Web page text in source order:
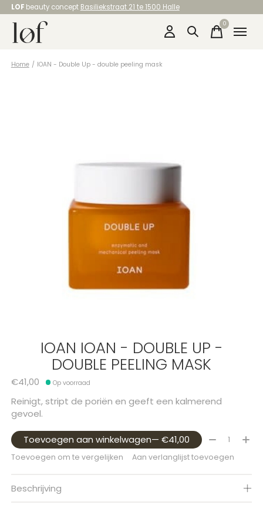
LOF beauty concept Basiliekstraat 21 te 1500 Halle
0items
Home / IOAN - Double Up - double peeling mask
IOAN IOAN - DOUBLE UP -
DOUBLE PEELING MASK
€41,00 Op voorraad
Reinigt, stript de poriën en geeft een kalmerend
gevoel.
Toevoegen aan winkelwagen — €41,00 Aantal:
Toevoegen om te vergelijken Aan verlanglijst toevoegen
Beschrijving